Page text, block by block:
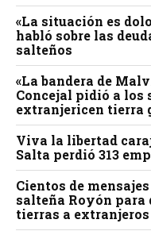
«La situación es
habló sobre las
salteños
«La bandera de
Concejal pidió a los
extranjericen tierra
Viva la libertad
Salta perdió 313
Cientos de
salteña Royón para
tierras a extranjeros